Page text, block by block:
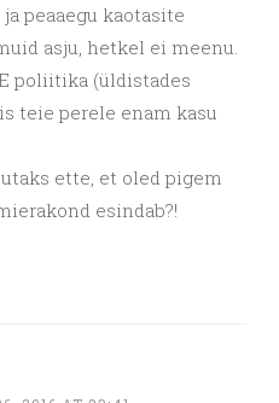
peaaegu kaotasite
asju, hetkel ei meenu.
poliitika (üldistades
teie perele enam kasu
ette, et oled pigem
esindab?!